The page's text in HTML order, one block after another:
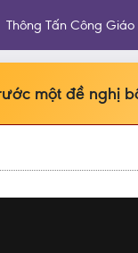
Thông Tấn Công Giáo
một đề nghị